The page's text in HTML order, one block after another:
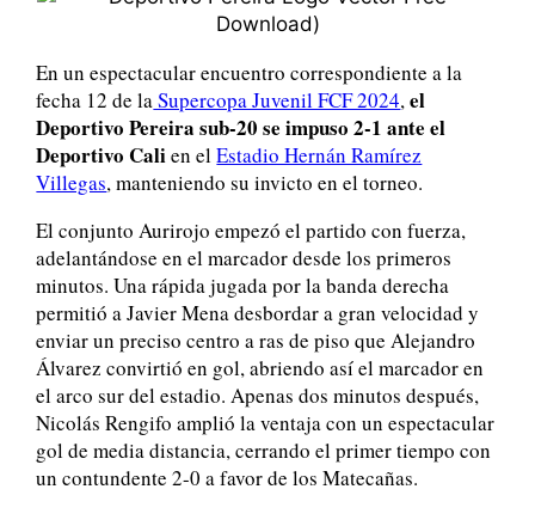
En un espectacular encuentro correspondiente a la
fecha 12 de laSupercopa Juvenil FCF 2024,el
Deportivo Pereira sub-20 se impuso 2-1 ante el
Deportivo Calien elEstadio Hernán Ramírez
Villegas, manteniendo su invicto en el torneo.
El conjunto Aurirojo empezó el partido con fuerza,
adelantándose en el marcador desde los primeros
minutos. Una rápida jugada por la banda derecha
permitió a Javier Mena desbordar a gran velocidad y
enviar un preciso centro a ras de piso que Alejandro
Álvarez convirtió en gol, abriendo así el marcador en
el arco sur del estadio. Apenas dos minutos después,
Nicolás Rengifo amplió la ventaja con un espectacular
gol de media distancia, cerrando el primer tiempo con
un contundente 2-0 a favor de los Matecañas.